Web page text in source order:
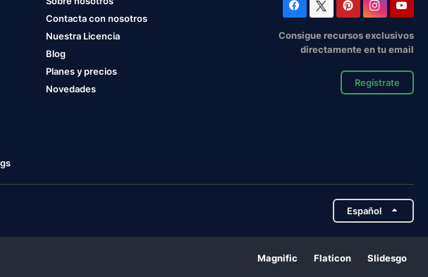
Contacta con nosotros
Nuestra Licencia
Blog
Planes y precios
Novedades
Consigue recursos exclusivos
directamente en tu email
Regístrate
Español
Magnific Flaticon Slidesgo